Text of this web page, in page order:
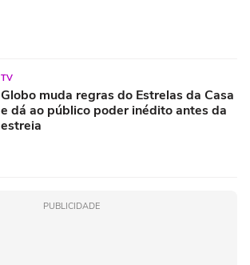
TV
Globo muda regras do Estrelas da Casa
e dá ao público poder inédito antes da
estreia
PUBLICIDADE